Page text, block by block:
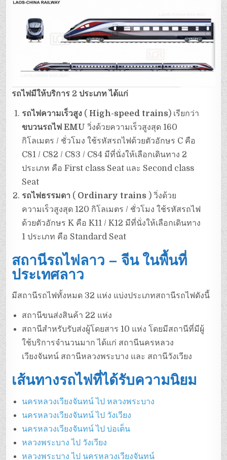
รถไฟมีให้บริการ 2 ประเภท ได้แก่
รถไฟความเร็วสูง ( High-speed trains) เรียกว่า
ขบวนรถไฟ EMU วิ่งด้วยความเร็วสูงสุด 160
กิโลเมตร / ชั่วโมง ใช้รหัสรถไฟด้วยตัวอักษร C คือ
C81 / C82 / C83 / C84 มีที่นั่งให้เลือกเดินทาง 2
ประเภท คือ First class Seat และ Second class
Seat
รถไฟธรรมดา ( Ordinary trains ) วิ่งด้วย
ความเร็วสูงสุด 120 กิโลเมตร / ชั่วโมง ใช้รหัสรถไฟ
ด้วยตัวอักษร K คือ K11 / K12 มีที่นั่งให้เลือกเดินทาง
1 ประเภท คือ Standard Seat
สถานีรถไฟลาว – จีน ในพื้นที่
ประเทศลาว
มีสถานีรถไฟทั้งหมด 32 แห่ง แบ่งประเภทสถานีรถไฟดังนี้
สถานีขนส่งสินค้า 22 แห่ง
สถานีสำหรับรับส่งผู้โดยสาร 10 แห่ง โดยมีสถานีที่มีผู้
ใช้บริการจำนวนมาก ได้แก่ สถานีนครหลวง
เวียงจันทน์ สถานีหลวงพระบาง และ สถานีวังเวียง
เส้นทางรถไฟที่ได้รับความนิยม
นครหลวงเวียงจันทน์ ไป หลวงพระบาง
นครหลวงเวียงจันทน์ ไป วังเวียง
นครหลวงเวียงจันทน์ ไป บ่อเต็น
หลวงพระบาง ไป วังเวียง
หลวงพระบาง ไป นครหลวงเวียงจันทน์